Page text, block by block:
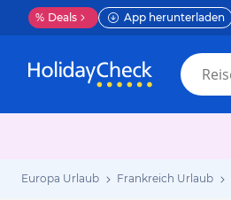
% Deals App herunterladen
Europa Urlaub Frankreich Urlaub